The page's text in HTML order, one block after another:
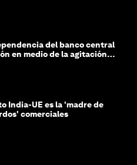
del banco central
en medio de la agitación
India-UE es la 'madre de
comerciales